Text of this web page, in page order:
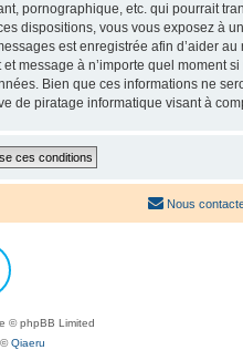
pornographique, etc. qui pourrait
dispositions, vous vous exposez à
est enregistrée afin d’aider
à n’importe quel moment
Bien que ces informations ne
de piratage informatique visant à
Nous
© phpBB Limited
©Qiaeru